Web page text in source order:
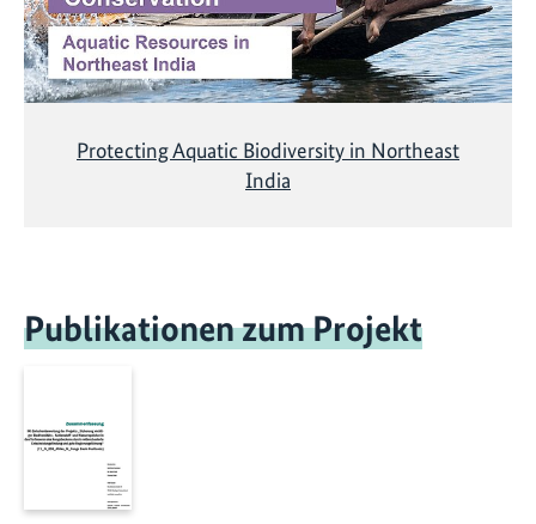
Protecting Aquatic Biodiversity in Northeast
India
Publikationen zum Projekt